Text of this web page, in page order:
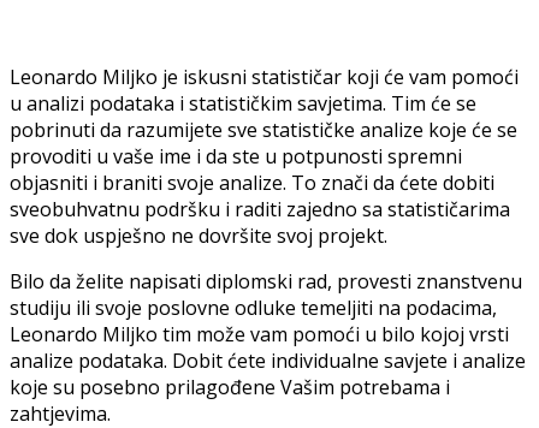
Leonardo Miljko je iskusni statističar koji će vam pomoći
u analizi podataka i statističkim savjetima. Tim će se
pobrinuti da razumijete sve statističke analize koje će se
provoditi u vaše ime i da ste u potpunosti spremni
objasniti i braniti svoje analize. To znači da ćete dobiti
sveobuhvatnu podršku i raditi zajedno sa statističarima
sve dok uspješno ne dovršite svoj projekt.
Bilo da želite napisati diplomski rad, provesti znanstvenu
studiju ili svoje poslovne odluke temeljiti na podacima,
Leonardo Miljko tim može vam pomoći u bilo kojoj vrsti
analize podataka. Dobit ćete individualne savjete i analize
koje su posebno prilagođene Vašim potrebama i
zahtjevima.